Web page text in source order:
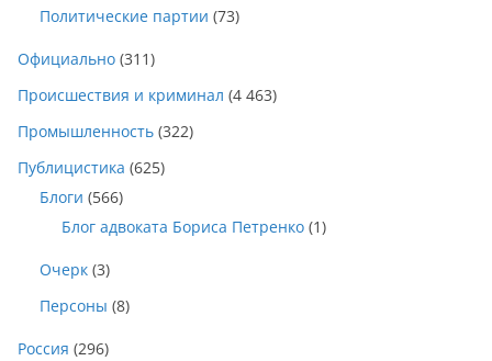
Политические партии (73)
Официально (311)
Происшествия и криминал (4 463)
Промышленность (322)
Публицистика (625)
Блоги (566)
Блог адвоката Бориса Петренко (1)
Очерк (3)
Персоны (8)
Россия (296)